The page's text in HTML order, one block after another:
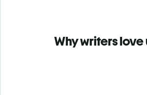
Why writers love